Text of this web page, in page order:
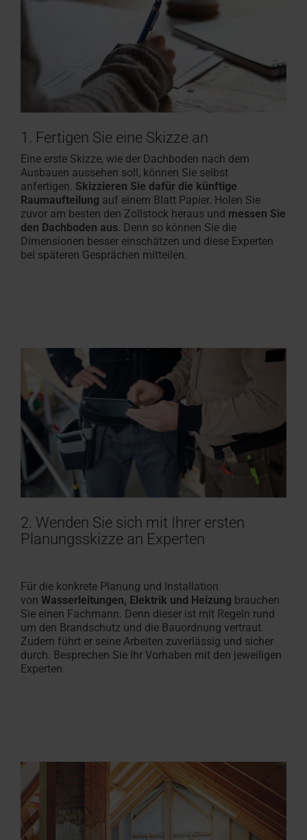
1. Fertigen Sie eine Skizze an
Eine erste Skizze, wie der Dachboden nach dem
Ausbauen aussehen soll, können Sie selbst
anfertigen. Skizzieren Sie dafür die künftige
Raumaufteilung auf einem Blatt Papier. Holen Sie
zuvor am besten den Zollstock heraus und messen Sie
den Dachboden aus. Denn so können Sie die
Dimensionen besser einschätzen und diese Experten
bei späteren Gesprächen mitteilen.
2. Wenden Sie sich mit Ihrer ersten
Planungsskizze an Experten
Für die konkrete Planung und Installation
von Wasserleitungen, Elektrik und Heizung brauchen
Sie einen Fachmann. Denn dieser ist mit Regeln rund
um den Brandschutz und die Bauordnung vertraut.
Zudem führt er seine Arbeiten zuverlässig und sicher
durch. Besprechen Sie Ihr Vorhaben mit den jeweiligen
Experten.